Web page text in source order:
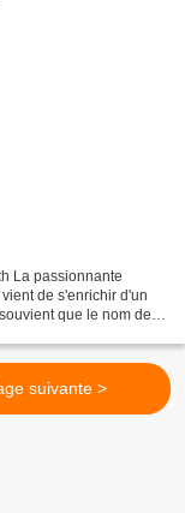
La passionnante
de s'enrichir d'un
que le nom de
suivante >